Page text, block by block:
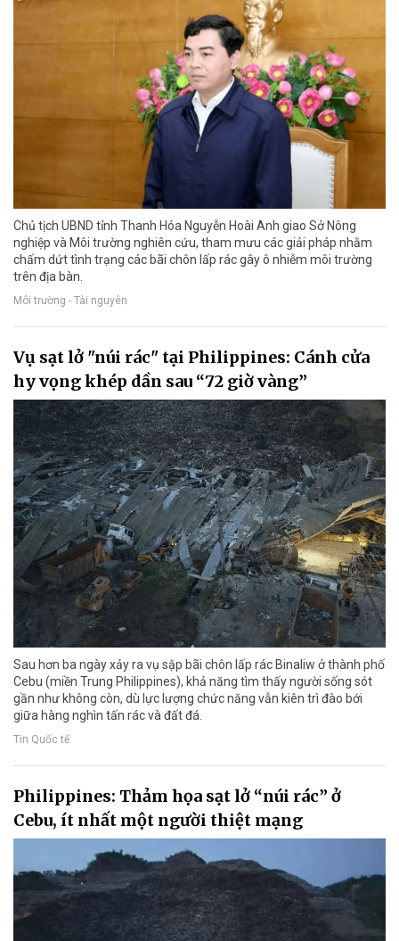
Chủ tịch UBND tỉnh Thanh Hóa Nguyễn Hoài Anh giao Sở Nông
nghiệp và Môi trường nghiên cứu, tham mưu các giải pháp nhằm
chấm dứt tình trạng các bãi chôn lấp rác gây ô nhiễm môi trường
trên địa bàn.
Môi trường - Tài nguyên
Vụ sạt lở "núi rác" tại Philippines: Cánh cửa
hy vọng khép dần sau “72 giờ vàng”
Sau hơn ba ngày xảy ra vụ sập bãi chôn lấp rác Binaliw ở thành phố
Cebu (miền Trung Philippines), khả năng tìm thấy người sống sót
gần như không còn, dù lực lượng chức năng vẫn kiên trì đào bới
giữa hàng nghìn tấn rác và đất đá.
Tin Quốc tế
Philippines: Thảm họa sạt lở “núi rác” ở
Cebu, ít nhất một người thiệt mạng